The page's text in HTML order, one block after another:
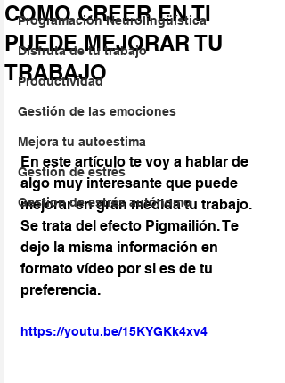
Programación Neurolingüística
Disfruta de tu trabajo
Productividad
Gestión de las emociones
Mejora tu autoestima
Gestión de estrés
Gestion de estrés autónomo
COMO CREER EN TI
PUEDE MEJORAR TU
TRABAJO
En este artículo te voy a hablar de
algo muy interesante que puede
mejorar en gran medida tu trabajo.
Se trata del efecto Pigmailión. Te
dejo la misma información en
formato vídeo por si es de tu
preferencia.
https://youtu.be/15KYGKk4xv4